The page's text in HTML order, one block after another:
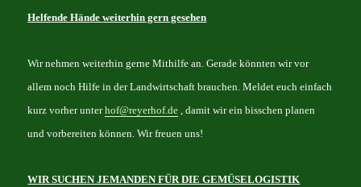
Helfende Händeweiterhin gern gesehen
Wir nehmen weiterhin gerne Mithilfe an. Gerade könnten wir vor
allem noch Hilfe in der Landwirtschaft brauchen. Meldet euch einfach
kurz vorher unterhof@reyerhof.de , damit wir ein bisschen planen
und vorbereiten können. Wir freuen uns!
WIR SUCHEN JEMANDEN FÜR DIE GEMÜSELOGISTIK